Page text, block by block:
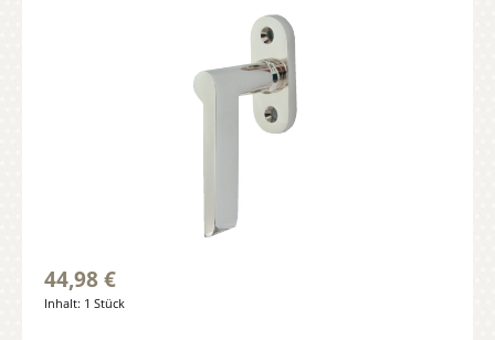
44,98 €
Inhalt: 1 Stück